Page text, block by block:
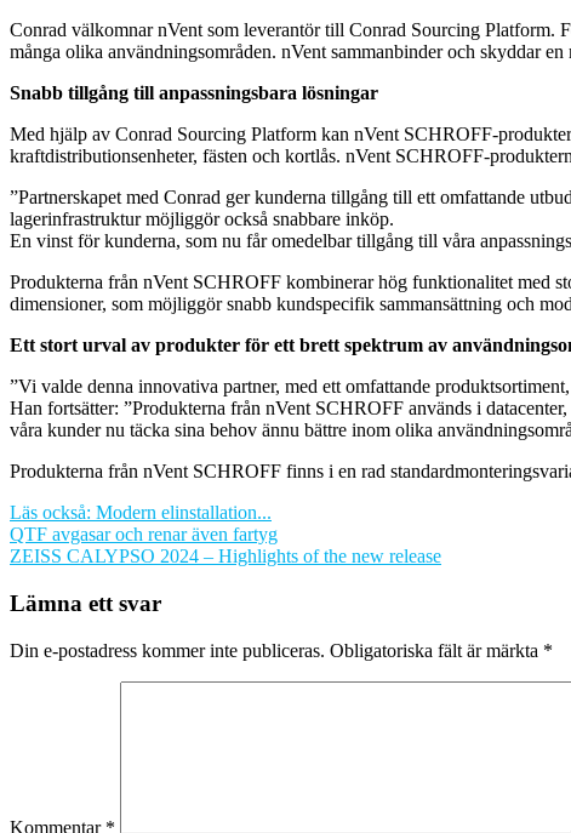
Conrad välkomnar nVent som leverantör till Conrad Sourcing
många olika användningsområden. nVent sammanbinder och skyddar
Snabb tillgång till anpassningsbara lösningar
Med hjälp av Conrad Sourcing Platform kan nVent SCHROFF-
kraftdistributionsenheter, fästen och kortlås. nVent SCHROFF-
”Partnerskapet med Conrad ger kunderna tillgång till ett omfattande
lagerinfrastruktur möjliggör också snabbare inköp.
En vinst för kunderna, som nu får omedelbar tillgång till våra
Produkterna från nVent SCHROFF kombinerar hög funktionalitet med
dimensioner, som möjliggör snabb kundspecifik sammansättning och
Ett stort urval av produkter för ett brett spektrum av
”Vi valde denna innovativa partner, med ett omfattande
Han fortsätter: ”Produkterna från nVent SCHROFF används i
våra kunder nu täcka sina behov ännu bättre inom olika
Produkterna från nVent SCHROFF finns i en rad
Läs också: Modern elinstallation...
Inläggsnavigering
QTF avgasar och renar även fartyg
ZEISS CALYPSO 2024 – Highlights of the new release
Lämna ett svar
Din e-postadress kommer inte publiceras. Obligatoriska fält är märkta *
Kommentar *